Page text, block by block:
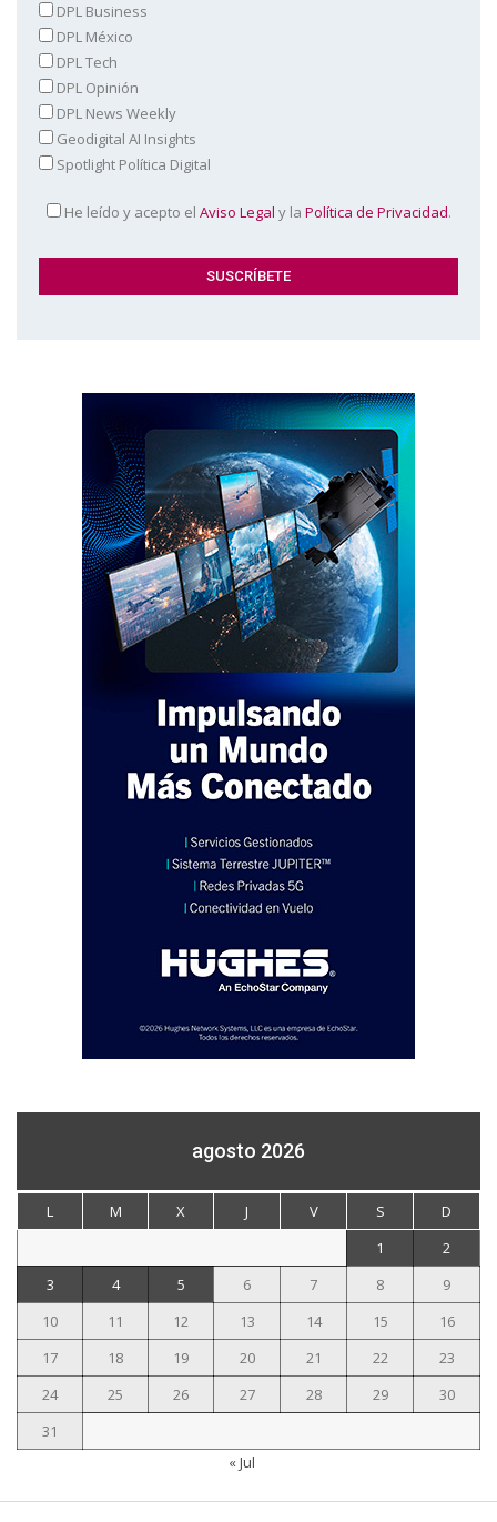
DPL Business
DPL México
DPL Tech
DPL Opinión
DPL News Weekly
Geodigital AI Insights
Spotlight Política Digital
He leído y acepto el Aviso Legal y la Política de Privacidad.
agosto 2026
L M X J V S
D
1
2
3
4 5 6 7 8
9
10
11 12 13 14 15
16
17
18 19 20 21 22
23
24
25 26 27 28 29
30
31
« Jul